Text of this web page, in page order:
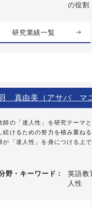
の役割
研究業績一覧
真由美（アサバ マ
師の「達人性」を研究テーマ
続けるための努力を積み重ね
が「達人性」を身につける上
野・ キーワード
英語教
人性